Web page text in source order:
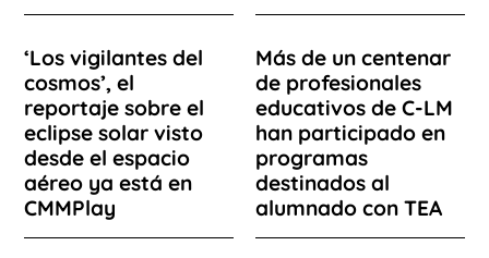
‘Los vigilantes del
cosmos’, el
reportaje sobre el
eclipse solar visto
desde el espacio
aéreo ya está en
CMMPlay
Más de un centenar
de profesionales
educativos de C-LM
han participado en
programas
destinados al
alumnado con TEA